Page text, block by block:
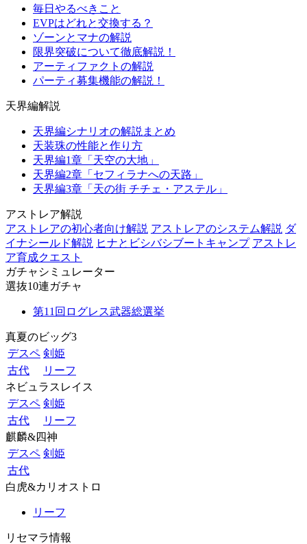
毎日やるべきこと
EVPはどれと交換する？
ゾーンとマナの解説
限界突破について徹底解説！
アーティファクトの解説
パーティ募集機能の解説！
天界編解説
天界編シナリオの解説まとめ
天装珠の性能と作り方
天界編1章「天空の大地」
天界編2章「セフィラナへの天路」
天界編3章「天の街 チチェ・アステル」
アストレア解説
アストレアの初心者向け解説 アストレアのシステム解説 ダ
イナシールド解説 ヒナとビシバシブートキャンプ アストレ
ア育成クエスト
ガチャシミュレーター
選抜10連ガチャ
第11回ログレス武器総選挙
真夏のビッグ3
デスペ 剣姫
古代
リーフ
ネビュラスレイス
デスペ 剣姫
古代
リーフ
麒麟&四神
デスペ 剣姫
古代
白虎&カリオストロ
リーフ
リセマラ情報